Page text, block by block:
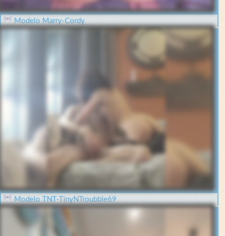
Modelo Marry-Cordy
Modelo TNT-TinyNTroubble69